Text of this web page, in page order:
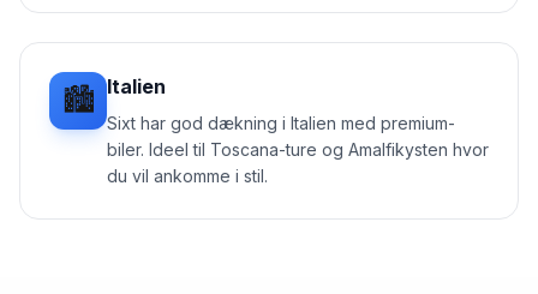
🏙️ Italien
Sixt har god dækning i Italien med premium-
biler. Ideel til Toscana-ture og Amalfikysten hvor
du vil ankomme i stil.